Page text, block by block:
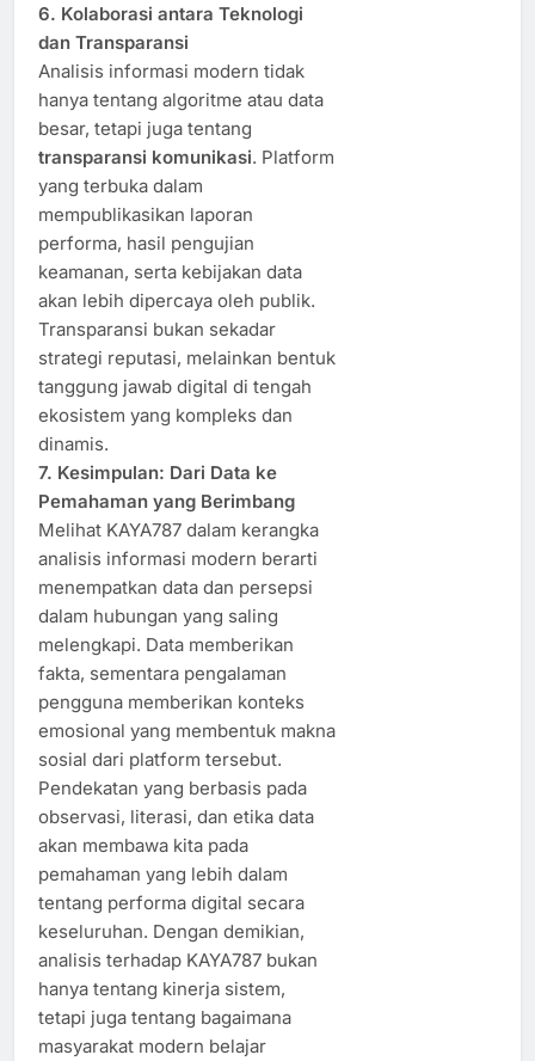
6. Kolaborasi antara Teknologi
dan Transparansi
Analisis informasi modern tidak
hanya tentang algoritme atau data
besar, tetapi juga tentang
transparansi komunikasi. Platform
yang terbuka dalam
mempublikasikan laporan
performa, hasil pengujian
keamanan, serta kebijakan data
akan lebih dipercaya oleh publik.
Transparansi bukan sekadar
strategi reputasi, melainkan bentuk
tanggung jawab digital di tengah
ekosistem yang kompleks dan
dinamis.
7. Kesimpulan: Dari Data ke
Pemahaman yang Berimbang
Melihat KAYA787 dalam kerangka
analisis informasi modern berarti
menempatkan data dan persepsi
dalam hubungan yang saling
melengkapi. Data memberikan
fakta, sementara pengalaman
pengguna memberikan konteks
emosional yang membentuk makna
sosial dari platform tersebut.
Pendekatan yang berbasis pada
observasi, literasi, dan etika data
akan membawa kita pada
pemahaman yang lebih dalam
tentang performa digital secara
keseluruhan. Dengan demikian,
analisis terhadap KAYA787 bukan
hanya tentang kinerja sistem,
tetapi juga tentang bagaimana
masyarakat modern belajar